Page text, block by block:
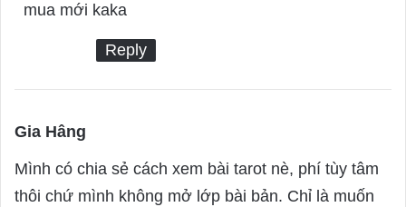
s
:
mua mới kaka
Reply
Gia Hâng
a
y
Mình có chia sẻ cách xem bài tarot nè, phí tùy tâm
thôi chứ mình không mở lớp bài bản. Chỉ là muốn